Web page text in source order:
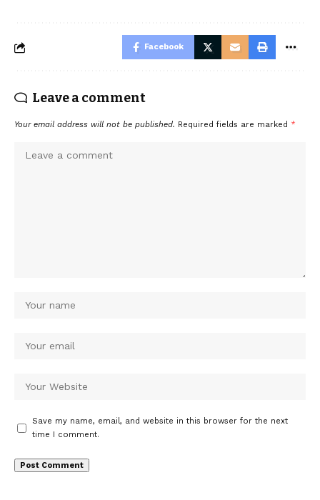
Facebook
Leave a comment
Your email address will not be published. Required fields are marked *
Save my name, email, and website in this browser for the next
time I comment.